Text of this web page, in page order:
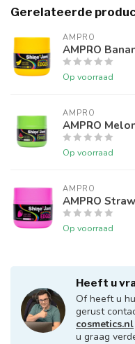
Gerelateerde
AMPRO
AMPRO
Op voorraad
AMPRO
AMPRO
Op voorraad
AMPRO
AMPRO
Op voorraad
Heeft u
Of heeft u
gerust
cosmetics.nl
u graag